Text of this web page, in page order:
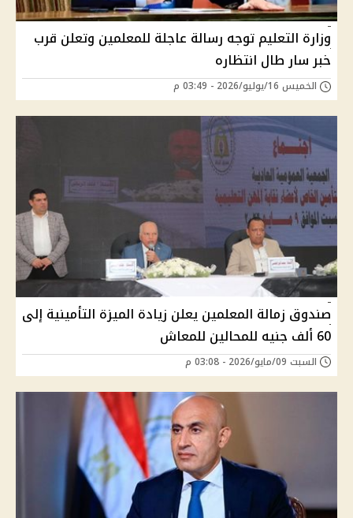
وزارة التعليم توجه رسالة عاجلة للمعلمين وتعلن قرب
خبر سار طال انتظاره
الخميس 16/يوليو/2026 - 03:49 م
صندوق زمالة المعلمين يعلن زيادة الميزة التأمينية إلى
60 ألف جنيه للمحالين للمعاش
السبت 09/مايو/2026 - 03:08 م